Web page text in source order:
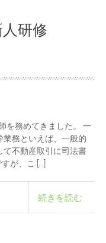
研修
を務めてきました。 一
業務といえば、一般的
て不動産取引に司法書
が、こ […]
続きを読む